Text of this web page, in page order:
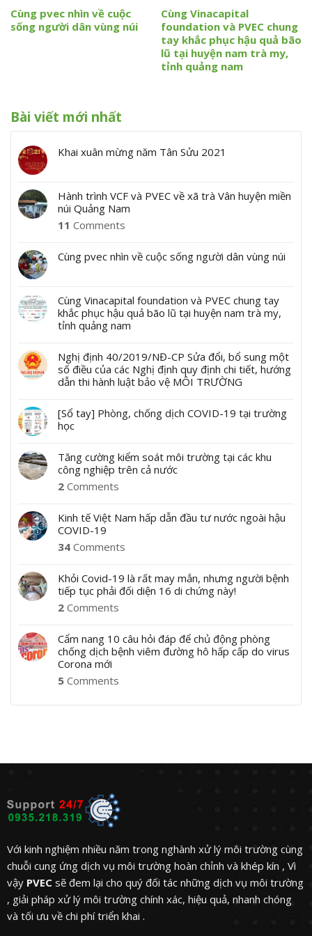
Cùng pvec nhìn về cuộc
sống người dân vùng núi
Cùng Vinacapital
foundation và PVEC chung
tay khắc phục hậu quả bão
lũ tại huyện nam trà my,
tỉnh quảng nam
Bài viết mới nhất
Khai xuân mừng năm Tân Sửu 2021
Hành trình VCF và PVEC về xã trà Vân huyện miền
núi Quảng Nam
11 Comments
Cùng pvec nhìn về cuộc sống người dân vùng núi
Cùng Vinacapital foundation và PVEC chung tay
khắc phục hậu quả bão lũ tại huyện nam trà my,
tỉnh quảng nam
Nghị định 40/2019/NĐ-CP Sửa đổi, bổ sung một
số điều của các Nghị định quy định chi tiết, hướng
dẫn thi hành luật bảo vệ MÔI TRƯỜNG
[Sổ tay] Phòng, chống dịch COVID-19 tại trường
học
Tăng cường kiểm soát môi trường tại các khu
công nghiệp trên cả nước
2 Comments
Kinh tế Việt Nam hấp dẫn đầu tư nước ngoài hậu
COVID-19
34 Comments
Khỏi Covid-19 là rất may mắn, nhưng người bệnh
tiếp tục phải đối diện 16 di chứng này!
2 Comments
Cẩm nang 10 câu hỏi đáp để chủ động phòng
chống dịch bệnh viêm đường hô hấp cấp do virus
Corona mới
5 Comments
Với kinh nghiệm nhiều năm trong nghành xử lý môi trường cùng
chuỗi cung ứng dịch vụ môi trường hoàn chỉnh và khép kín , Vì
vậy PVECsẽ đem lại cho quý đối tác những dịch vụ môi trường
, giải pháp xử lý môi trường chính xác, hiệu quả, nhanh chóng
và tối ưu về chi phí triển khai .